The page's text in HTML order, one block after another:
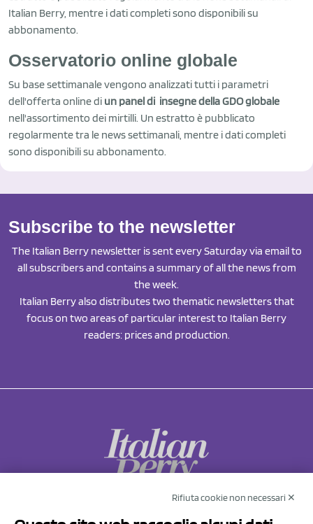
Italian Berry, mentre i dati completi sono disponibili su
abbonamento.
Osservatorio online globale
Su base settimanale vengono analizzati tutti i parametri
dell'offerta online di un panel di insegne della GDO globale
nell'assortimento dei mirtilli. Un estratto è pubblicato
regolarmente tra le newssettimanali, mentre i dati completi
sono disponibili su abbonamento.
Subscribe to the newsletter
The Italian Berry newsletter is sent every Saturday via email to
all subscribers and contains a summary of all the news from
the week.
Italian Berry also distributes two thematic newsletters that
focus on two areas of particular interest to Italian Berry
readers: prices and production.
Rifiuta cookie non necessari ✕